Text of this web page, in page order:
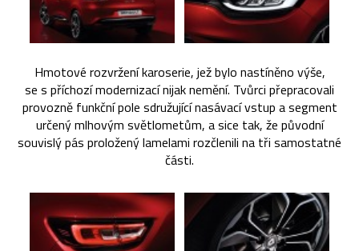
Hmotové rozvržení karoserie, jež bylo nastíněno výše,
se s příchozí modernizací nijak nemění. Tvůrci přepracovali
provozně funkční pole sdružující nasávací vstup a segment
určený mlhovým světlometům, a sice tak, že původní
souvislý pás proložený lamelami rozčlenili na tři samostatné
části.